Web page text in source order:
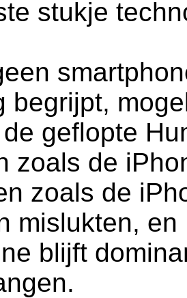
stukje
begrijpt,
geflopte
zoals de
zoals de
mislukten, en
blijft